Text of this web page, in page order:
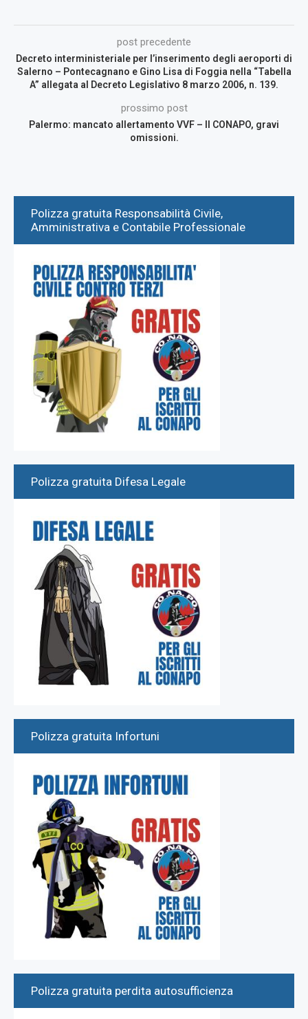
post precedente
Decreto interministeriale per l’inserimento degli aeroporti di
Salerno – Pontecagnano e Gino Lisa di Foggia nella “Tabella
A” allegata al Decreto Legislativo 8 marzo 2006, n. 139.
prossimo post
Palermo: mancato allertamento VVF – ll CONAPO, gravi
omissioni.
Polizza gratuita Responsabilità Civile,
Amministrativa e Contabile Professionale
Polizza gratuita Difesa Legale
Polizza gratuita Infortuni
Polizza gratuita perdita autosufficienza